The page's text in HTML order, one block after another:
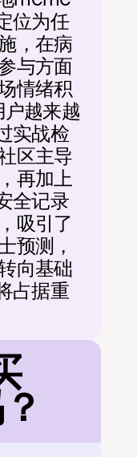
位为任
，在病
与方面
情绪积
越来越
实战检
区主导
再加上
全记录
吸引了
预测，
向基础
占据重